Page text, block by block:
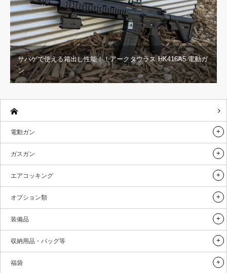
サバゲで使える箱出し性能！！アークタウラス HK416A5 電動ガ
ン
電動ガン
ガスガン
エアコッキング
オプション類
装備品
収納用品・バッグ等
福袋